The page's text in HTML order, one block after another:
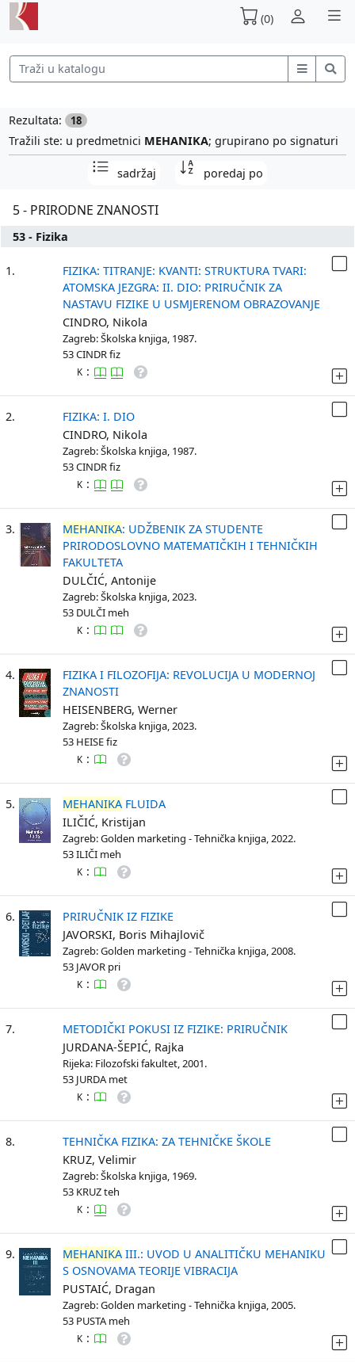
(0)
Rezultata: 18
Tražili ste: u predmetnici MEHANIKA; grupirano po signaturi
sadržaj poredaj po
5 - PRIRODNE ZNANOSTI
53 - Fizika
1.
FIZIKA: TITRANJE: KVANTI: STRUKTURA TVARI:
ATOMSKA JEZGRA: II. DIO: PRIRUČNIK ZA
NASTAVU FIZIKE U USMJERENOM OBRAZOVANJE
CINDRO, Nikola
Zagreb: Školska knjiga, 1987.
53 CINDR fiz
K :
2.
FIZIKA: I. DIO
CINDRO, Nikola
Zagreb: Školska knjiga, 1987.
53 CINDR fiz
K :
3. MEHANIKA: UDŽBENIK ZA STUDENTE
PRIRODOSLOVNO MATEMATIČKIH I TEHNIČKIH
FAKULTETA
DULČIĆ, Antonije
Zagreb: Školska knjiga, 2023.
53 DULČI meh
K :
4.
FIZIKA I FILOZOFIJA: REVOLUCIJA U MODERNOJ
ZNANOSTI
HEISENBERG, Werner
Zagreb: Školska knjiga, 2023.
53 HEISE fiz
K :
5. MEHANIKA FLUIDA
ILIČIĆ, Kristijan
Zagreb: Golden marketing - Tehnička knjiga, 2022.
53 ILIČI meh
K :
6.
PRIRUČNIK IZ FIZIKE
JAVORSKI, Boris Mihajlovič
Zagreb: Golden marketing - Tehnička knjiga, 2008.
53 JAVOR pri
K :
7.
METODIČKI POKUSI IZ FIZIKE: PRIRUČNIK
JURDANA-ŠEPIĆ, Rajka
Rijeka: Filozofski fakultet, 2001.
53 JURDA met
K :
8.
TEHNIČKA FIZIKA: ZA TEHNIČKE ŠKOLE
KRUZ, Velimir
Zagreb: Školska knjiga, 1969.
53 KRUZ teh
K :
9. MEHANIKA III.: UVOD U ANALITIČKU MEHANIKU
S OSNOVAMA TEORIJE VIBRACIJA
PUSTAIĆ, Dragan
Zagreb: Golden marketing - Tehnička knjiga, 2005.
53 PUSTA meh
K :